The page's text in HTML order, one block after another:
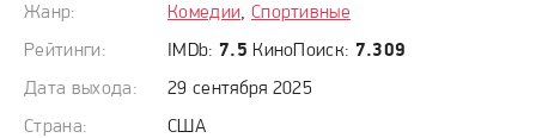
Жанр:
Комедии, Спортивные
Рейтинги:
IMDb: 7.5 КиноПоиск: 7.309
Дата выхода:
29 сентября 2025
Страна:
США